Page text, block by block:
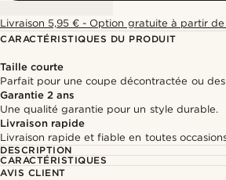
Livraison 5,95 € - Option gratuite à partir
CARACTÉRISTIQUES DU PRODUIT
Taille courte
Parfait pour une coupe décontractée ou
Garantie 2 ans
Une qualité garantie pour un style durable.
Livraison rapide
Livraison rapide et fiable en toutes
DESCRIPTION
CARACTÉRISTIQUES
AVIS CLIENT